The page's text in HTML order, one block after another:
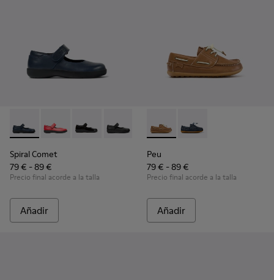
Spiral Comet - 80356-031 - Zapatos de piel azules para niños.
Spiral Comet - 80356-030
Spiral Comet - 80356-028
Spiral Comet - 80356-003 - Zapatos
Spiral Comet
79 € - 89 €
Precio final acorde a la talla
Añadir
Peu - K800689-004 -
Peu - K800689-002
Peu
79 € - 89 €
Precio final acorde a la talla
Añadir